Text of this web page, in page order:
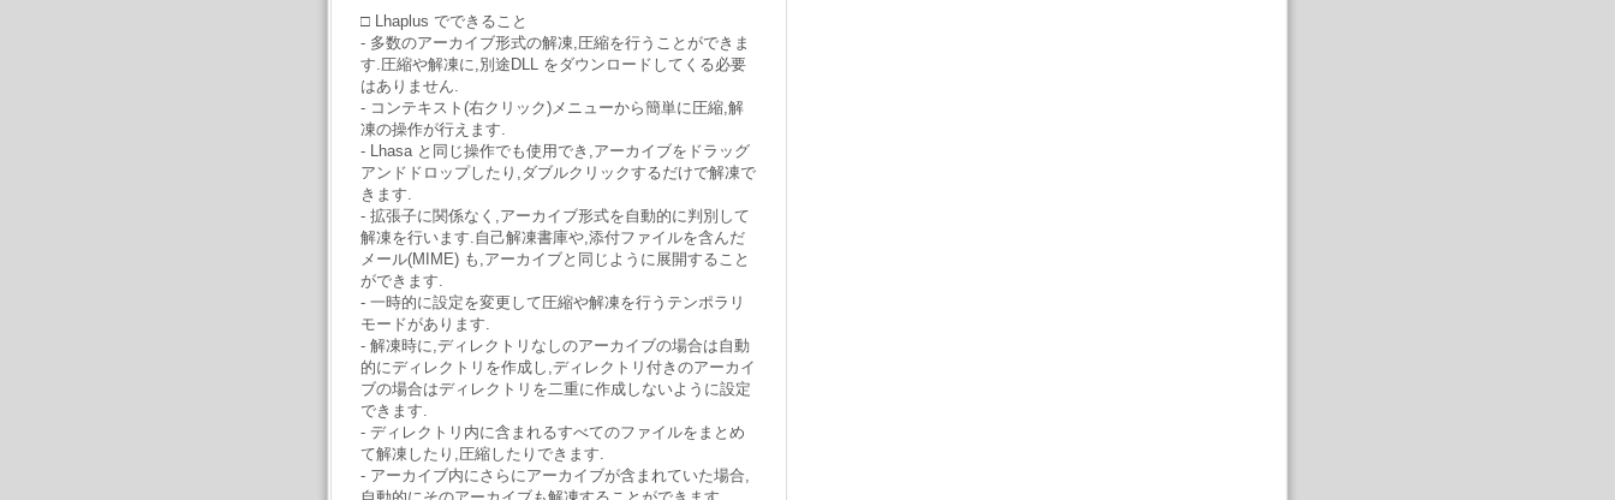
□ Lhaplus でできること
- 多数のアーカイブ形式の解凍,圧縮を行うことができま
す.圧縮や解凍に,別途DLL をダウンロードしてくる必要
はありません.
- コンテキスト(右クリック)メニューから簡単に圧縮,解
凍の操作が行えます.
- Lhasa と同じ操作でも使用でき,アーカイブをドラッグ
アンドドロップしたり,ダブルクリックするだけで解凍で
きます.
- 拡張子に関係なく,アーカイブ形式を自動的に判別して
解凍を行います.自己解凍書庫や,添付ファイルを含んだ
メール(MIME) も,アーカイブと同じように展開すること
ができます.
- 一時的に設定を変更して圧縮や解凍を行うテンポラリ
モードがあります.
- 解凍時に,ディレクトリなしのアーカイブの場合は自動
的にディレクトリを作成し,ディレクトリ付きのアーカイ
ブの場合はディレクトリを二重に作成しないように設定
できます.
- ディレクトリ内に含まれるすべてのファイルをまとめ
て解凍したり,圧縮したりできます.
- アーカイブ内にさらにアーカイブが含まれていた場合,